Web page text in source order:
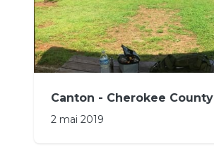
Canton - Cherokee County
2 mai 2019